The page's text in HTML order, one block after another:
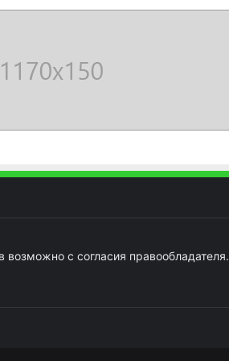
с согласия правообладателя.